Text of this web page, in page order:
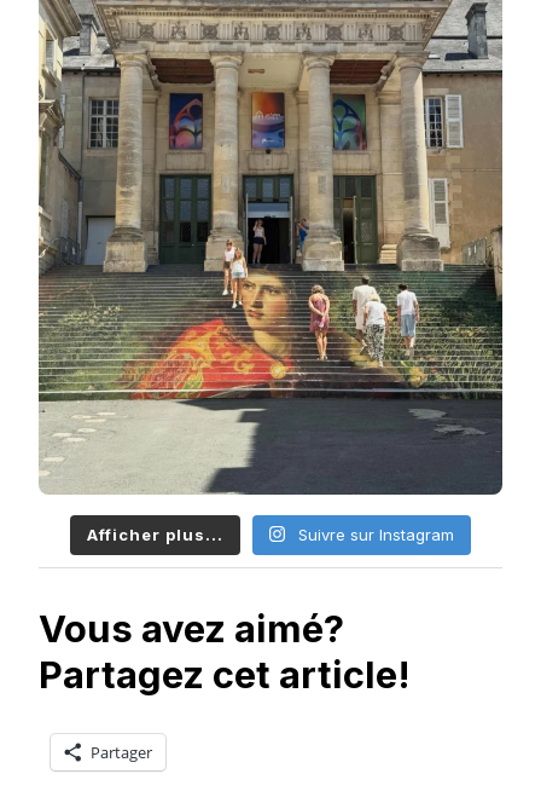
Afficher plus... Suivre sur Instagram
Vous avez aimé?
Partagez cet article!
Partager